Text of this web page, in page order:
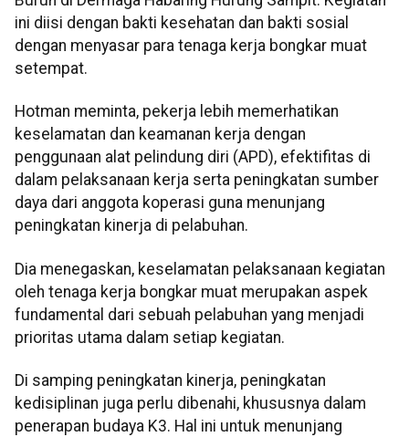
ini diisi dengan bakti kesehatan dan bakti sosial
dengan menyasar para tenaga kerja bongkar muat
setempat.
Hotman meminta, pekerja lebih memerhatikan
keselamatan dan keamanan kerja dengan
penggunaan alat pelindung diri (APD), efektifitas di
dalam pelaksanaan kerja serta peningkatan sumber
daya dari anggota koperasi guna menunjang
peningkatan kinerja di pelabuhan.
Dia menegaskan, keselamatan pelaksanaan kegiatan
oleh tenaga kerja bongkar muat merupakan aspek
fundamental dari sebuah pelabuhan yang menjadi
prioritas utama dalam setiap kegiatan.
Di samping peningkatan kinerja, peningkatan
kedisiplinan juga perlu dibenahi, khususnya dalam
penerapan budaya K3. Hal ini untuk menunjang